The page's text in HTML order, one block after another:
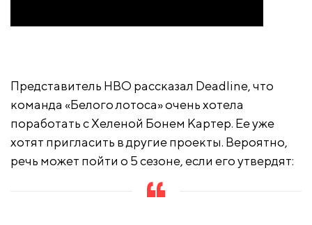
Представитель HBO рассказал Deadline, что
команда «Белого лотоса» очень хотела
поработать с Хеленой Бонем Картер. Ее уже
хотят пригласить в другие проекты. Вероятно,
речь может пойти о 5 сезоне, если его утвердят: